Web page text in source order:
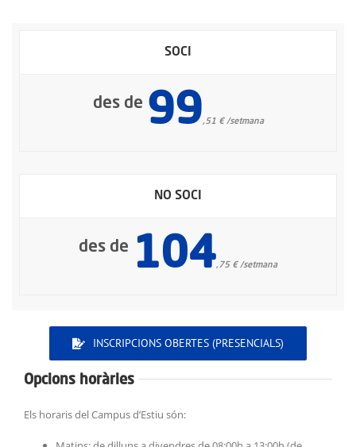
SOCI
des de 99,51 € /setmana
NO SOCI
des de 104,75 € /setmana
INSCRIPCIONS OBERTES (PRESENCIALS)
Opcions horàries
Els horaris del Campus d’Estiu són: